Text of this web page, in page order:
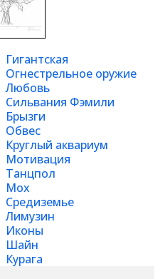
Гигантская
Огнестрельное оружие
Любовь
Сильвания Фэмили
Брызги
Обвес
Круглый аквариум
Мотивация
Танцпол
Мох
Средиземье
Лимузин
Иконы
Шайн
Курага